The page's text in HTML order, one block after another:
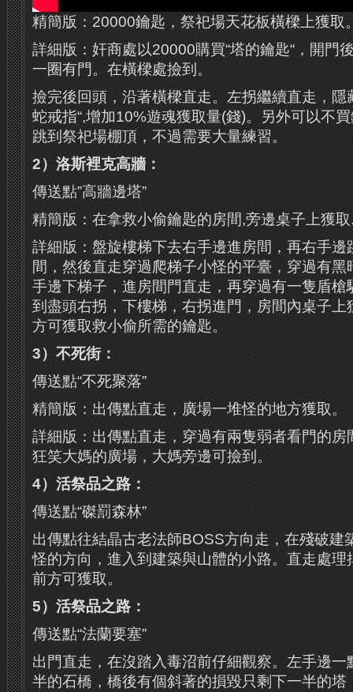
精簡版：20000鑰匙，祭祀場天花板橫樑上獲取
詳細版：奸商處以20000購買“塔的鑰匙“，開門
一圈有門。在橫樑處撿到。
撿完後回頭，沿著橫樑直走。左拐繼續直走，隱
蛇戒指“,增加10%遊魂獲取量(錢)。另外可以不
跳到祭祀場棚頂，不過需要大量練習。
2）洛斯裡克高牆：
傳送點”高牆邊塔”
精簡版：在拿救小偷鑰匙的房間,旁邊桌子上獲
詳細版：盤旋樓梯下去右手邊進房間，再右手邊
間，然後直走穿過爬梯子小怪的平臺，穿過有
手邊下梯子，進房間門直走，再穿過有一隻盾槍
到盡頭右拐，下樓梯，右拐進門，房間內桌子上
方可獲取救小偷所需的鑰匙。
3）不死街：
傳送點“不死聚落”
精簡版：出傳點直走，廣場一堆怪的地方獲取。
詳細版：出傳點直走，穿過有兩隻弱者看門的房
狂笑大媽的廣場，大媽旁邊可撿到。
4）活祭品之路：
傳送點“磔罰森林”
出傳點往結晶古老法師BOSS方向走，在殘破建
怪的方向，進入到建築與山體的小路。直走處理
前方可獲取。
5）活祭品之路：
傳送點“法蘭要塞”
出門直走，在沒踏入毒沼前仔細觀察。左手邊
半的石橋，橋後有個斜著的損毀只剩下一半的塔